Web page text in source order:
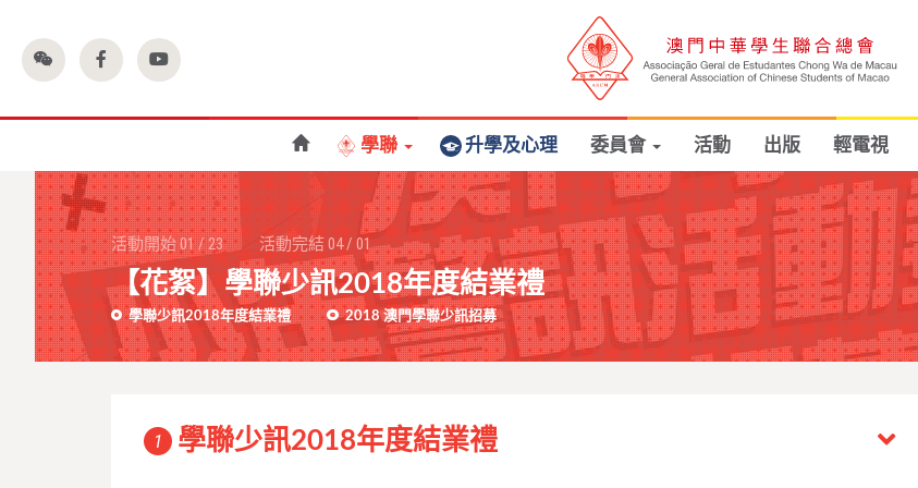
學聯 升學及心理 委員會 活動 出版 輕電視
活動開始01/23 活動完結04/01
【花絮】學聯少訊2018年度結業禮
學聯少訊2018年度結業禮 2018 澳門學聯少訊招募
1 學聯少訊2018年度結業禮